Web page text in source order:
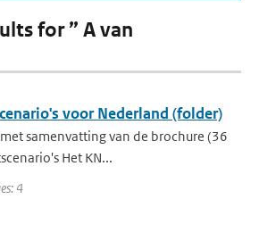
for ” A van
voor Nederland (folder)
samenvatting van de brochure (36
Het KN...
4